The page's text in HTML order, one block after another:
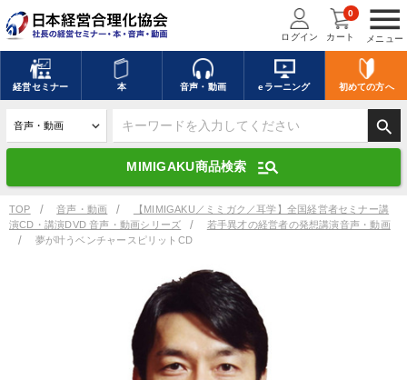
menu
メニュー
ログイン カート
0
経営セミナー 本 音声・動画 eラーニング 初めての方へ
search
MIMIGAKU商品検索 manage_search
キーワードを入力して探す
デジタル版対応のみ検索結果に表示する
search 上記の条件で検索
全国経営者セミナー講演収録物（全1315タイトル）からお探しいただけ
TOP 音声・動画
【MIMIGAKU／ミミガク／耳学】全国経営者セミナー講
演CD・講演DVD 音声・動画シリーズ
若手異才の経営者の発想講演音声・動画
夢が叶うベンチャースピリットCD